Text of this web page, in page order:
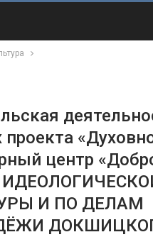
проекта
центр
И ПО ДЕЛАМ